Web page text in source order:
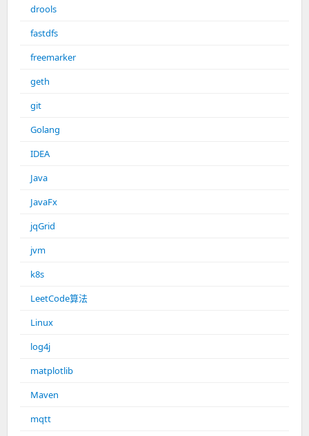
drools
fastdfs
freemarker
geth
git
Golang
IDEA
Java
JavaFx
jqGrid
jvm
k8s
LeetCode算法
Linux
log4j
matplotlib
Maven
mqtt